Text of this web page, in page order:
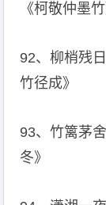
《柯敬仲墨竹
92、柳梢残
竹径成》
93、竹篱茅
冬》